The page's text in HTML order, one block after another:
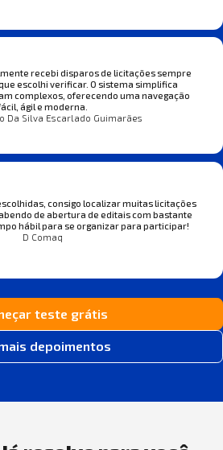
recebi disparos de licitações sempre
escolhi verificar. O sistema simplifica
complexos, oferecendo uma navegação
ágil e moderna.
Da Silva Escarlado Guimarães
consigo localizar muitas licitações
de abertura de editais com bastante
hábil para se organizar para participar!
D Comaq
teste grátis
depoimentos